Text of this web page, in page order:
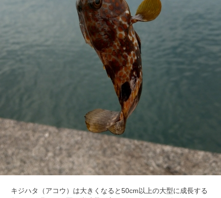
キジハタ（アコウ）は大きくなると50cm以上の大型に成長する